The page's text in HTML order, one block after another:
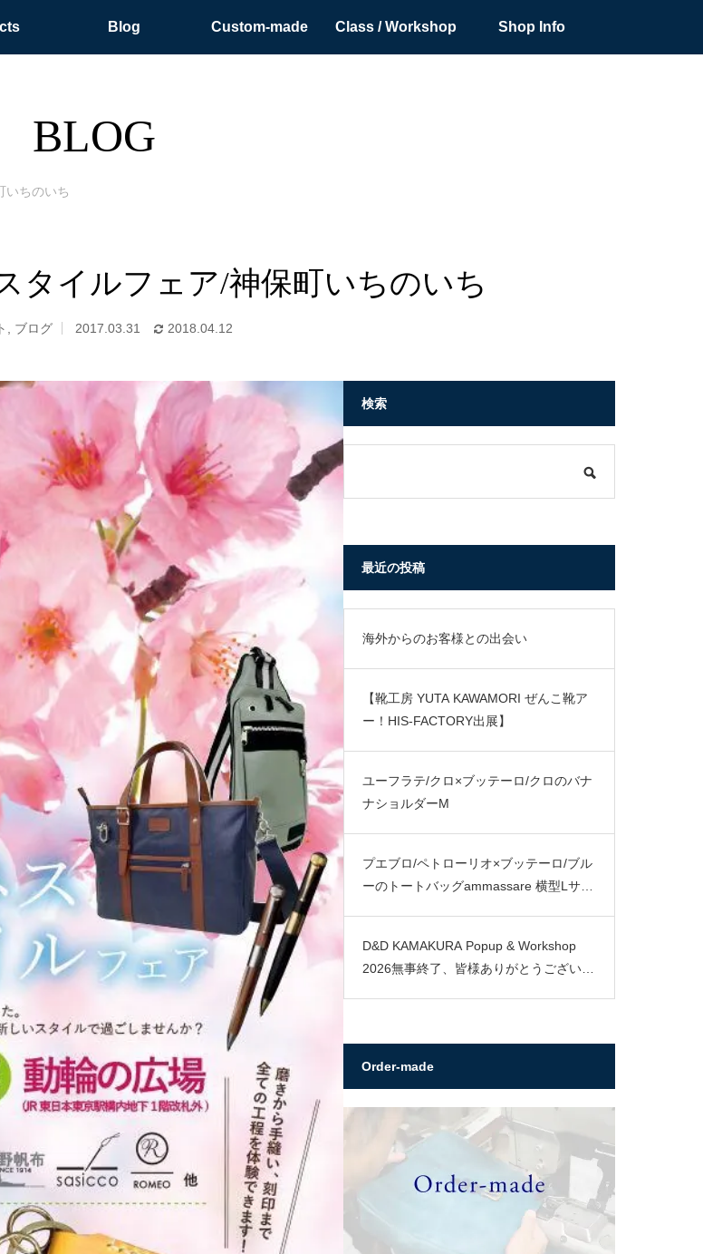
Blog Custom-made Class / Workshop Shop Info
BLOG
いちのいち
タイルフェア/神保町いちのいち
ブログ 2017.03.31 2018.04.12
検索
最近の投稿
海外からのお客様との出会い
【靴工房 YUTA KAWAMORI ぜんこ靴ア
ー！HIS-FACTORY出展】
ユーフラテ/クロ×ブッテーロ/クロのバナ
ナショルダーM
プエブロ/ペトローリオ×ブッテーロ/ブル
ーのトートバッグammassare 横型Lサイ
D&D KAMAKURA Popup & Workshop
2026無事終了、皆様ありがとうございま
Order-made